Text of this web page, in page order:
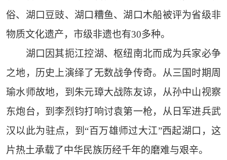
俗、湖口豆豉、湖口糟鱼、湖口木船被评为省级非
物质文化遗产，市级非遗也有30多种。
湖口因其扼江控湖、枢纽南北而成为兵家必争
之地，历史上演绎了无数战争传奇。从三国时期周
瑜水师故地，到朱元璋大战陈友谅，从孙中山视察
东炮台，到李烈钧打响讨袁第一枪，从日军进兵武
汉以此为驻点，到“百万雄师过大江”西起湖口，这
片热土承载了中华民族历经千年的磨难与艰辛。